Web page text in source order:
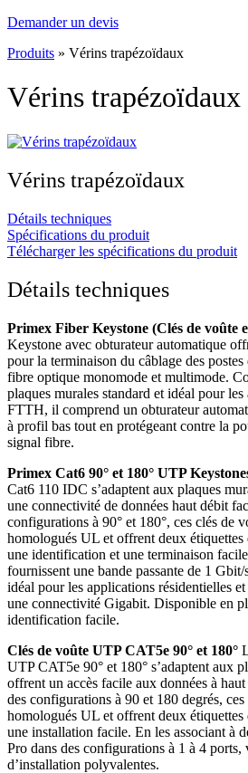
Demander un devis
Produits » Vérins trapézoïdaux
Vérins trapézoïdaux
Vérins trapézoïdaux
Détails techniques
Spécifications du produit
Télécharger les spécifications du produit
Détails techniques
Primex Fiber Keystone (Clés de voûte
Keystone avec obturateur automatique
pour la terminaison du câblage des
fibre optique monomode et multimode.
plaques murales standard et idéal pour
FTTH, il comprend un obturateur
à profil bas tout en protégeant contre la
signal fibre.
Primex Cat6 90° et 180° UTP
Cat6 110 IDC s’adaptent aux plaques
une connectivité de données haut débit
configurations à 90° et 180°, ces clés de
homologués UL et offrent deux
une identification et une terminaison
fournissent une bande passante de 1
idéal pour les applications résidentielles
une connectivité Gigabit. Disponible en
identification facile.
Clés de voûte UTP CAT5e 90° et 180°
UTP CAT5e 90° et 180° s’adaptent aux
offrent un accès facile aux données à
des configurations à 90 et 180 degrés,
homologués UL et offrent deux
une installation facile. En les associant à
Pro dans des configurations à 1 à 4 ports,
d’installation polyvalentes.